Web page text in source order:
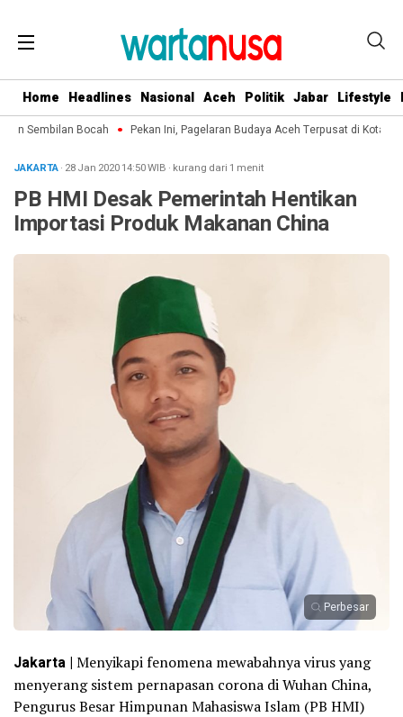
Home Headlines Nasional Aceh Politik Jabar Lifestyle
Sembilan Bocah Pekan Ini, Pagelaran Budaya Aceh Terpusat di Kota
JAKARTA· 28 Jan 202014:50WIB · kurang dari 1 menit
PB HMI Desak Pemerintah Hentikan
Importasi Produk Makanan China
Perbesar
Jakarta | Menyikapi fenomena mewabahnya virus yang
menyerang sistem pernapasan corona di Wuhan China,
Pengurus Besar Himpunan Mahasiswa Islam (PB HMI)